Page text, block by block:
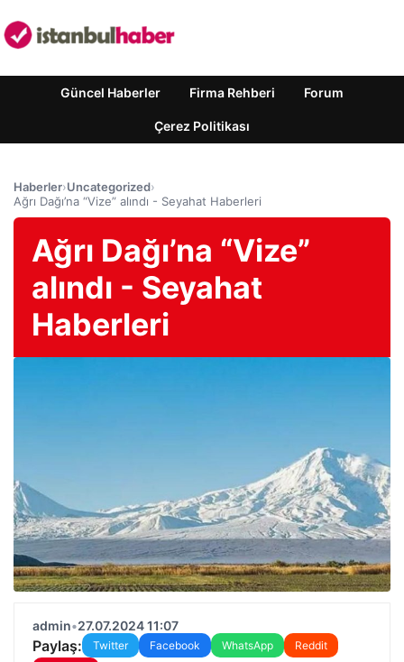
Güncel Haberler Firma Rehberi Forum
Çerez Politikası
Haberler›Uncategorized›
Ağrı Dağı’na “Vize” alındı ​​- Seyahat Haberleri
Ağrı Dağı’na “Vize”
alındı ​​- Seyahat
Haberleri
admin•27.07.2024 11:07
Paylaş: Twitter Facebook WhatsApp
Reddit